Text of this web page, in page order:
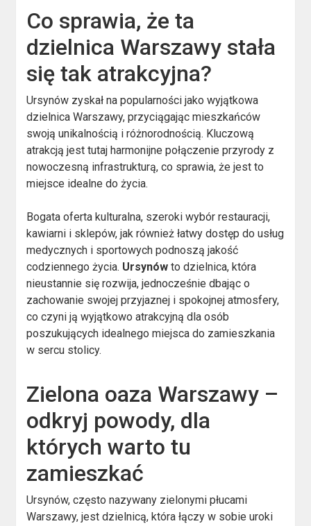
Co sprawia, że ta
dzielnica Warszawy stała
się tak atrakcyjna?
Ursynów zyskał na popularności jako wyjątkowa
dzielnica Warszawy, przyciągając mieszkańców
swoją unikalnością i różnorodnością. Kluczową
atrakcją jest tutaj harmonijne połączenie przyrody z
nowoczesną infrastrukturą, co sprawia, że jest to
miejsce idealne do życia.
Bogata oferta kulturalna, szeroki wybór restauracji,
kawiarni i sklepów, jak również łatwy dostęp do usług
medycznych i sportowych podnoszą jakość
codziennego życia. Ursynów to dzielnica, która
nieustannie się rozwija, jednocześnie dbając o
zachowanie swojej przyjaznej i spokojnej atmosfery,
co czyni ją wyjątkowo atrakcyjną dla osób
poszukujących idealnego miejsca do zamieszkania
w sercu stolicy.
Zielona oaza Warszawy –
odkryj powody, dla
których warto tu
zamieszkać
Ursynów, często nazywany zielonymi płucami
Warszawy, jest dzielnicą, która łączy w sobie uroki